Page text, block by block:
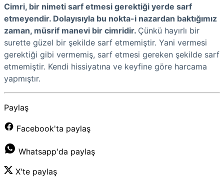
Cimri, bir nimeti sarf etmesi gerektiği yerde sarf
etmeyendir. Dolayısıyla bu nokta-i nazardan baktığımız
zaman, müsrif manevi bir cimridir. Çünkü hayırlı bir
surette güzel bir şekilde sarf etmemiştir. Yani vermesi
gerektiği gibi vermemiş, sarf etmesi gereken şekilde sarf
etmemiştir. Kendi hissiyatına ve keyfine göre harcama
yapmıştır.
Paylaş
Facebook'ta paylaş
Whatsapp'da paylaş
X'te paylaş